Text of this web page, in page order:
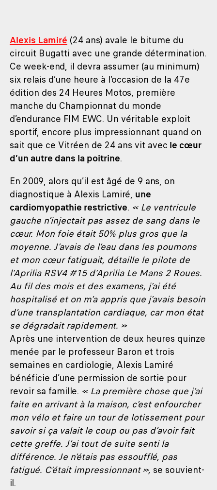
Alexis Lamiré (24 ans) avale le bitume du
circuit Bugatti avec une grande détermination.
Ce week-end, il devra assumer (au minimum)
six relais d’une heure à l’occasion de la 47e
édition des 24 Heures Motos, première
manche du Championnat du monde
d’endurance FIM EWC. Un véritable exploit
sportif, encore plus impressionnant quand on
sait que ce Vitréen de 24 ans vit avec le cœur
d’un autre dans la poitrine.
En 2009, alors qu’il est âgé de 9 ans, on
diagnostique à Alexis Lamiré, une
cardiomyopathie restrictive. « Le ventricule
gauche n’injectait pas assez de sang dans le
cœur. Mon foie était 50% plus gros que la
moyenne. J’avais de l’eau dans les poumons
et mon cœur fatiguait, détaille le pilote de
l’Aprilia RSV4 #15 d’Aprilia Le Mans 2 Roues.
Au fil des mois et des examens, j’ai été
hospitalisé et on m’a appris que j’avais besoin
d’une transplantation cardiaque, car mon état
se dégradait rapidement. »
Après une intervention de deux heures quinze
menée par le professeur Baron et trois
semaines en cardiologie, Alexis Lamiré
bénéficie d’une permission de sortie pour
revoir sa famille. « La première chose que j’ai
faite en arrivant à la maison, c’est enfourcher
mon vélo et faire un tour de lotissement pour
savoir si ça valait le coup ou pas d’avoir fait
cette greffe. J’ai tout de suite senti la
différence. Je n’étais pas essoufflé, pas
fatigué. C’était impressionnant », se souvient-
il.